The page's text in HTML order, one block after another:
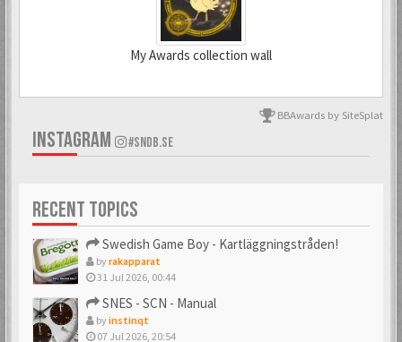
My Awards collection wall
7 Jul 2026
Todd Snap
BBAwards by SiteSplat
INSTAGRAM #SNDB.SE
RECENT TOPICS
Swedish Game Boy - Kartläggningstråden!
byrakapparat
31 Jul 2026, 00:44
SNES - SCN - Manual
byinstinqt
07 Jul 2026, 20:54